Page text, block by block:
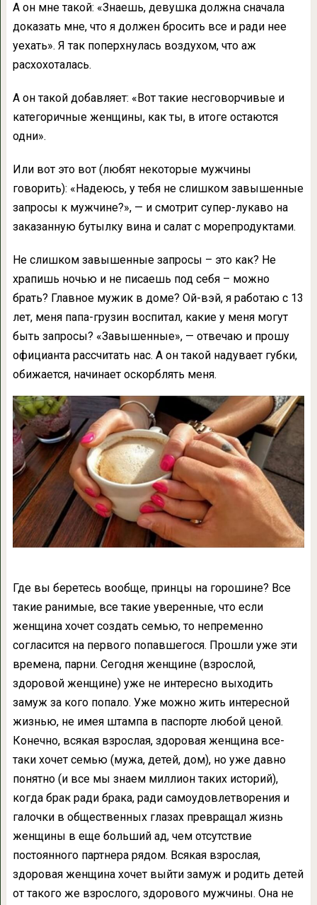
А он мне такой: «Знаешь, девушка должна сначала
доказать мне, что я должен бросить все и ради нее
уехать». Я так поперхнулась воздухом, что аж
расхохоталась.
А он такой добавляет: «Вот такие несговорчивые и
категоричные женщины, как ты, в итоге остаются
одни».
Или вот это вот (любят некоторые мужчины
говорить): «Надеюсь, у тебя не слишком завышенные
запросы к мужчине?», — и смотрит супер-лукаво на
заказанную бутылку вина и салат с морепродуктами.
Не слишком завышенные запросы – это как? Не
храпишь ночью и не писаешь под себя – можно
брать? Главное мужик в доме? Ой-вэй, я работаю с 13
лет, меня папа-грузин воспитал, какие у меня могут
быть запросы? «Завышенные», — отвечаю и прошу
официанта рассчитать нас. А он такой надувает губки,
обижается, начинает оскорблять меня.
Где вы беретесь вообще, принцы на горошине? Все
такие ранимые, все такие уверенные, что если
женщина хочет создать семью, то непременно
согласится на первого попавшегося. Прошли уже эти
времена, парни. Сегодня женщине (взрослой,
здоровой женщине) уже не интересно выходить
замуж за кого попало. Уже можно жить интересной
жизнью, не имея штампа в паспорте любой ценой.
Конечно, всякая взрослая, здоровая женщина все-
таки хочет семью (мужа, детей, дом), но уже давно
понятно (и все мы знаем миллион таких историй),
когда брак ради брака, ради самоудовлетворения и
галочки в общественных глазах превращал жизнь
женщины в еще больший ад, чем отсутствие
постоянного партнера рядом. Всякая взрослая,
здоровая женщина хочет выйти замуж и родить детей
от такого же взрослого, здорового мужчины. Она не